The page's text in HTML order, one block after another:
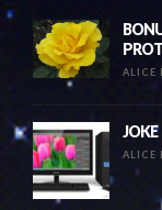
ALICE
JOKE
ALICE